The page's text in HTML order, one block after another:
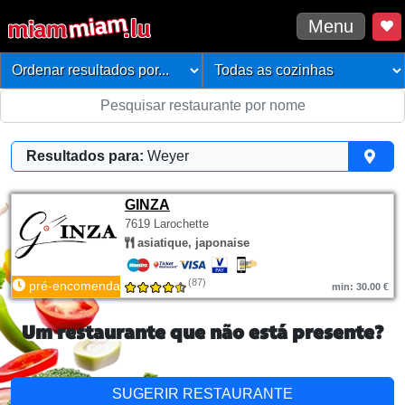
Menu
Resultados para: Weyer
GINZA
7619 Larochette
asiatique, japonaise
pré-encomenda (87) min: 30.00 €
Um restaurante que não está presente?
SUGERIR RESTAURANTE